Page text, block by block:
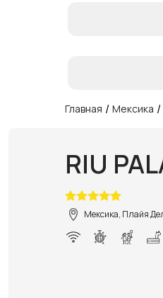
Главная / Мексика /
RIU
Мексика, Плайя